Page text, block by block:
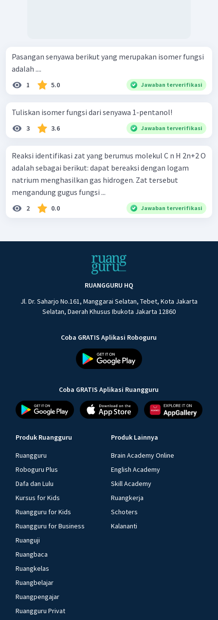
Pasangan senyawa berikut yang merupakan isomer fungsi
adalah ....
1 5.0 Jawaban terverifikasi
Tuliskan isomer fungsi dari senyawa 1-pentanol!
3 3.6 Jawaban terverifikasi
Reaksi identifikasi zat yang berumus molekul C n H 2n+2 O
adalah sebagai berikut: dapat bereaksi dengan logam
natrium menghasilkan gas hidrogen. Zat tersebut
mengandung gugus fungsi ...
2 0.0 Jawaban terverifikasi
RUANGGURU HQ
Jl. Dr. Saharjo No.161, Manggarai Selatan, Tebet, Kota Jakarta
Selatan, Daerah Khusus Ibukota Jakarta 12860
Coba GRATIS Aplikasi Roboguru
Coba GRATIS Aplikasi Ruangguru
Produk Ruangguru
Ruangguru
Roboguru Plus
Dafa dan Lulu
Kursus for Kids
Ruangguru for Kids
Ruangguru for Business
Ruanguji
Ruangbaca
Ruangkelas
Ruangbelajar
Ruangpengajar
Ruangguru Privat
Produk Lainnya
Brain Academy Online
English Academy
Skill Academy
Ruangkerja
Schoters
Kalananti